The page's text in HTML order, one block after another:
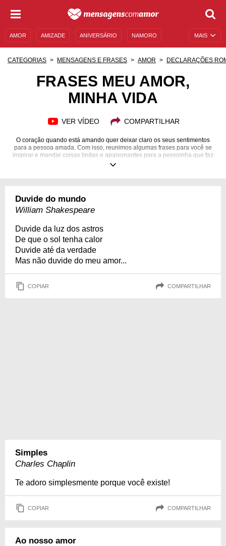
MAIS
AMOR AMIZADE ANIVERSÁRIO NAMORO
MENSAGENS E FRASES MENSAGENS DE ANIVERSÁRIO
CATEGORIAS MENSAGENS E FRASES AMOR DECLARAÇÕES
FRASES MEU AMOR,
MINHA VIDA
VER VÍDEO COMPARTILHAR
O coração quando está amando quer deixar claro os seus sentimentos
para a pessoa amada. Com isso, reunimos algumas frases para você se
inspirar e mandar coisas lindas e apaixonantes para a pessoinha que faz
seu mundo balançar. Confira!
Duvide do mundo
William Shakespeare
Duvide da luz dos astros
De que o sol tenha calor
Duvide até da verdade
Mas não duvide do meu amor...
COPIAR COMPARTILHAR
Simples
Charles Chaplin
Te adoro simplesmente porque você existe!
COPIAR COMPARTILHAR
Ao nosso amor